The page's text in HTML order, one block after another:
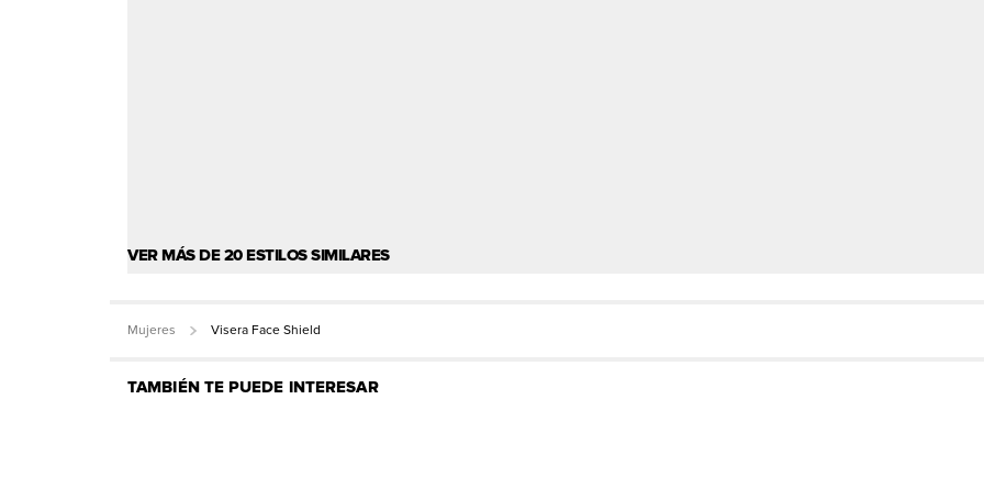
VER MÁS DE 20 ESTILOS SIMILARES
Mujeres Visera Face Shield
TAMBIÉN TE PUEDE INTERESAR